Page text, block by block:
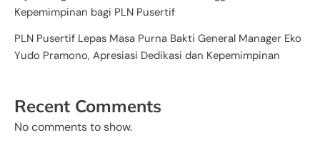
Kepemimpinan bagi PLN Pusertif
PLN Pusertif Lepas Masa Purna Bakti General Manager Eko
Yudo Pramono, Apresiasi Dedikasi dan Kepemimpinan
Recent Comments
No comments to show.